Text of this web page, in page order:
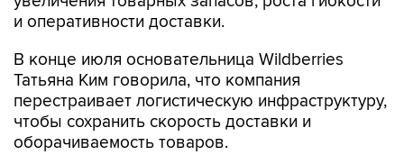
и оперативности доставки.
В конце июля основательница Wildberries
Татьяна Ким говорила, что компания
перестраивает логистическую инфраструктуру,
чтобы сохранить скорость доставки и
оборачиваемость товаров.